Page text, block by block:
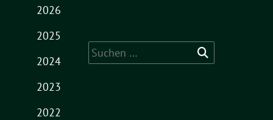
2026
2025
2024
2023
2022
Suche
nach: